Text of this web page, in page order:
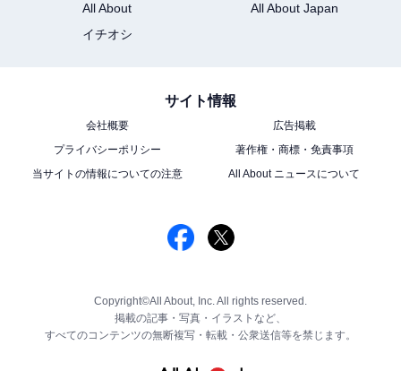
All About
All About Japan
イチオシ
サイト情報
会社概要
広告掲載
プライバシーポリシー
著作権・商標・免責事項
当サイトの情報についての注意
All About ニュースについて
Copyright©All About, Inc. All rights reserved.
掲載の記事・写真・イラストなど、
すべてのコンテンツの無断複写・転載・公衆送信等を禁じます。